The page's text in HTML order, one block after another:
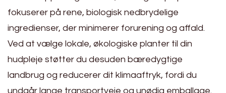
fokuserer på rene, biologisk nedbrydelige
ingredienser, der minimerer forurening og affald.
Ved at vælge lokale, økologiske planter til din
hudpleje støtter du desuden bæredygtige
landbrug og reducerer dit klimaaftryk, fordi du
undgår lange transportveje og unødig emballage.